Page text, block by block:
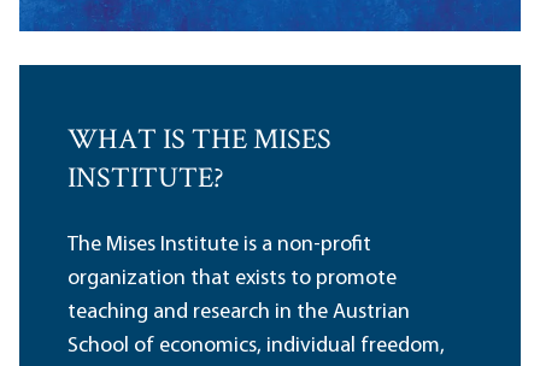
WHAT IS THE MISES
INSTITUTE?
The Mises Institute is a non-profit
organization that exists to promote
teaching and research in the Austrian
School of economics, individual freedom,